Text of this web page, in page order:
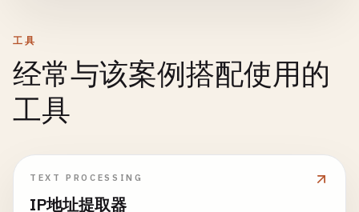
工具
经常与该案例搭配使用的
工具
TEXT PROCESSING
IP地址提取器